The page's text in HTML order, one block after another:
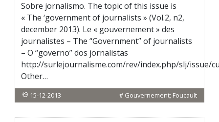
Sobre jornalismo. The topic of this issue is
« The ‘government of journalists » (Vol.2, n2,
december 2013). Le « gouvernement » des
journalistes – The “Government” of journalists
– O “governo” dos jornalistas
http://surlejournalisme.com/rev/index.php/slj/issue/
Other…
15-12-2013 # Gouvernement; Foucault